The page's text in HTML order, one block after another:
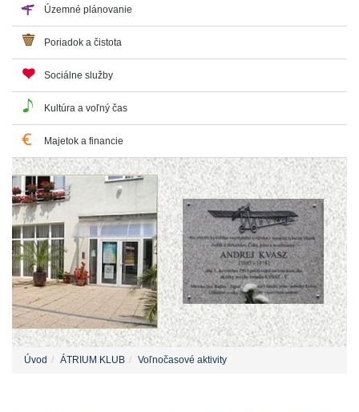
Územné plánovanie
Poriadok a čistota
Sociálne služby
Kultúra a voľný čas
Majetok a financie
Úvod ÁTRIUM KLUB Voľnočasové aktivity